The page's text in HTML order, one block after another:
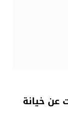
عن خيانة